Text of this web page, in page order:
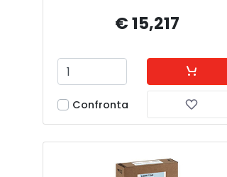
€ 15,217
Confronta